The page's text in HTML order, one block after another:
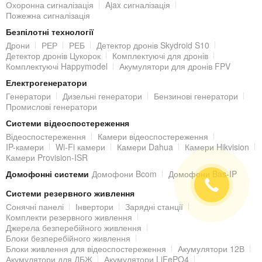
PoE - 16 портів для передачі живлення через звиту пару;
- для зв'язку з ПК і клавиіатурою;
RS485- для керування PTZ-камерами.
Функціонал мережевого IP-
відеореєстратора Dahua DHI-NVR5216P-8P-
I
Мережевий відеореєстратор має наступні інтелектуальні (AI)
функції:
охорона периметра:
до 16 каналів захисту периметра;
розпізнавання людини / транспортного засобу по
перетину лінії і вторгнення;
пошук за цільовою класифікацією (людина /
транспортний засіб);
автоматична фільтрація помилкових тривог,
викликаних тваринами, шурхотом листя, яскравим
Охоронна сигналізація
Ajax сигналізація
Пожежна сигналізація
Безпілотні технології
Дрони
РЕР РЕБ
Детектор дронів Skydroid S10
Детектор дронів Цукорок
Комплектуючі для дронів
Комплектуючі Happymodel
Акумулятори для дронів FPV
Електрогенератори
Генератори
Дизельні генератори
Бензинові генератори
Промислові генератори
Системи відеоспостереження
Відеоспостереження
Камери відеоспостереження
IP-камери
Wi-Fi камери Камери Dahua
Камери Hikvision
Камери Provision-ISR
Домофонні системи Домофони Bcom
Домофони Bas-IP
Системи резервного живлення
Сонячні панелі
Інвертори
Зарядні станції
Комплекти резервного живлення
Джерела безперебійного живлення
Блоки безперебійного живлення
Блоки живлення для відеоспостереження
Акумулятори 12В
Акумулятори для ДБЖ
Акумулятори LiFePO4